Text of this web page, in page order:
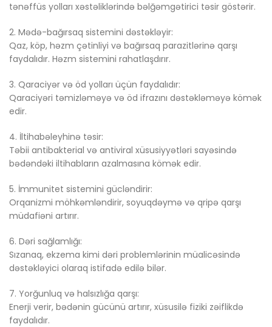
tənəffüs yolları xəstəliklərində bəlğəmgətirici təsir göstərir.
2. Mədə-bağırsaq sistemini dəstəkləyir:
Qaz, köp, həzm çətinliyi və bağırsaq parazitlərinə qarşı
faydalıdır. Həzm sistemini rahatlaşdırır.
3. Qaraciyər və öd yolları üçün faydalıdır:
Qaraciyəri təmizləməyə və öd ifrazını dəstəkləməyə kömək
edir.
4. İltihabəleyhinə təsir:
Təbii antibakterial və antiviral xüsusiyyətləri sayəsində
bədəndəki iltihabların azalmasına kömək edir.
5. İmmunitet sistemini gücləndirir:
Orqanizmi möhkəmləndirir, soyuqdəymə və qripə qarşı
müdafiəni artırır.
6. Dəri sağlamlığı:
Sızanaq, ekzema kimi dəri problemlərinin müalicəsində
dəstəkləyici olaraq istifadə edilə bilər.
7. Yorğunluq və halsızlığa qarşı:
Enerji verir, bədənin gücünü artırır, xüsusilə fiziki zəiflikdə
faydalıdır.